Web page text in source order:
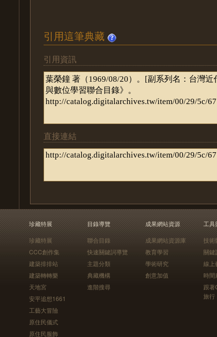
引用這筆典藏
引用資訊
直接連結
珍藏特展
珍藏特展
CCC創作集
建築排排站
建築轉轉樂
天地宮
安平追想1661
工藝大冒險
原住民儀式
原住民服飾
目錄導覽
聯合目錄
快速關鍵詞導覽
主題分類
典藏機構
進階搜尋
成果網站資源
成果網站資源庫
教育學習
學術研究
創意加值
工具
技術
關鍵
線上
時間
跟
旅行